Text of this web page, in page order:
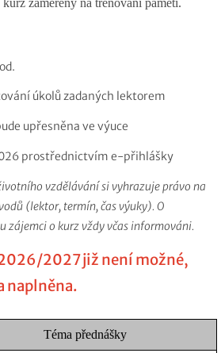
zaměřený na trénování paměti.
úkolů zadaných lektorem
upřesněna ve výuce
prostřednictvím e-přihlášky
vzdělávání si vyhrazuje právo na
(lektor, termín, čas výuky). O
zájemci o kurz vždy včas informováni.
2027 již není možné,
naplněna.
Téma přednášky